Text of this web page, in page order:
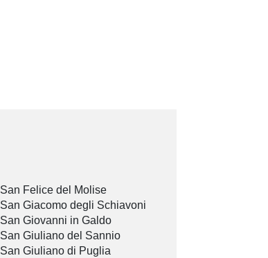
San Felice del Molise
San Giacomo degli Schiavoni
San Giovanni in Galdo
San Giuliano del Sannio
San Giuliano di Puglia